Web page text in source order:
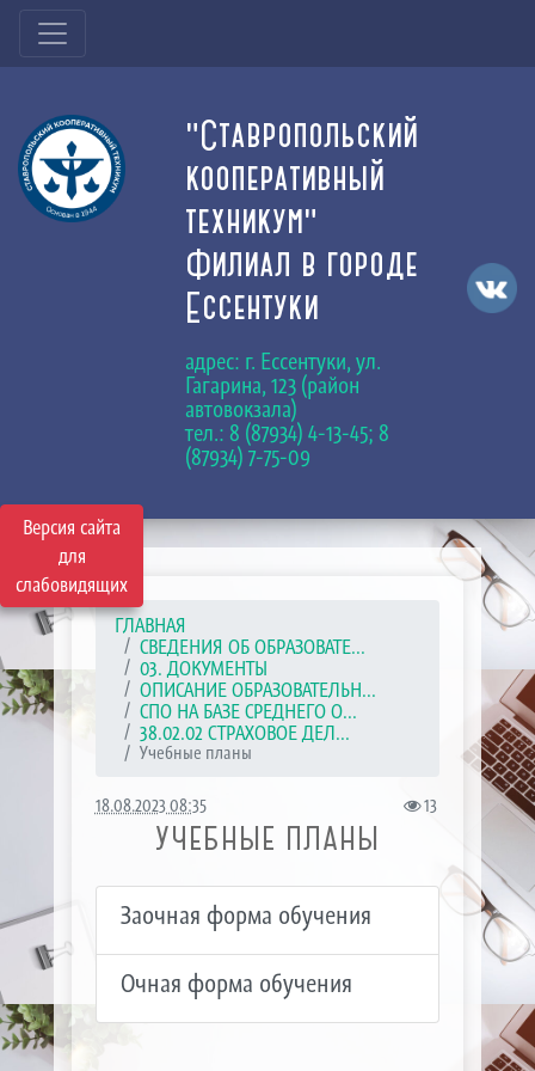
Версия сайта
для
слабовидящих
"Ставропольский
кооперативный
техникум"
Филиал в городе
Ессентуки
адрес: г. Ессентуки, ул.
Гагарина, 123 (район
автовокзала)
тел.: 8 (87934) 4-13-45; 8
(87934) 7-75-09
ГЛАВНАЯ
СВЕДЕНИЯ ОБ ОБРАЗОВАТЕ...
03. ДОКУМЕНТЫ
ОПИСАНИЕ ОБРАЗОВАТЕЛЬН...
СПО НА БАЗЕ СРЕДНЕГО О...
38.02.02 СТРАХОВОЕ ДЕЛ...
Учебные планы
18.08.2023 08:35 13
УЧЕБНЫЕ ПЛАНЫ
Заочная форма обучения
Очная форма обучения